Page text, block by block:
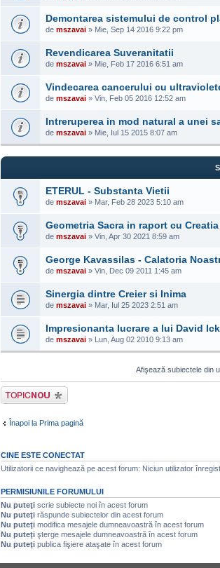
Demontarea sistemului de control
de mszavai » Mie, Sep 14 2016 9:22 pm
Revendicarea Suveranitatii
de mszavai » Mie, Feb 17 2016 6:51 am
Vindecarea cancerului cu
de mszavai » Vin, Feb 05 2016 12:52 am
Intreruperea in mod natural a unei
de mszavai » Mie, Iul 15 2015 8:07 am
ETERUL - Substanta Vietii
de mszavai » Mar, Feb 28 2023 5:10 am
Geometria Sacra in raport cu Creatia
de mszavai » Vin, Apr 30 2021 8:59 am
George Kavassilas - Calatoria
de mszavai » Vin, Dec 09 2011 1:45 am
Sinergia dintre Creier si Inima
de mszavai » Mar, Iul 25 2023 2:51 am
Impresionanta lucrare a lui David
de mszavai » Lun, Aug 02 2010 9:13 am
Afişează subiectele din
Scrie un subiect
nou
Înapoi la Prima pagină
CINE ESTE CONECTAT
Utilizatorii ce navighează pe acest forum: Niciun utilizator
PERMISIUNILE FORUMULUI
Nu puteţi scrie subiecte noi în acest forum
Nu puteţi răspunde subiectelor din acest forum
Nu puteţi modifica mesajele dumneavoastră în acest forum
Nu puteţi şterge mesajele dumneavoastră în acest forum
Nu puteţi publica fişiere ataşate în acest forum